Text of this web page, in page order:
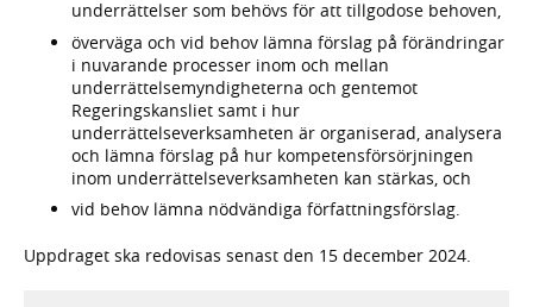
underrättelser som behövs för att tillgodose behoven,
överväga och vid behov lämna förslag på förändringar
i nuvarande processer inom och mellan
underrättelsemyndigheterna och gentemot
Regeringskansliet samt i hur
underrättelseverksamheten är organiserad, analysera
och lämna förslag på hur kompetensförsörjningen
inom underrättelseverksamheten kan stärkas, och
vid behov lämna nödvändiga författningsförslag.
Uppdraget ska redovisas senast den 15 december 2024.